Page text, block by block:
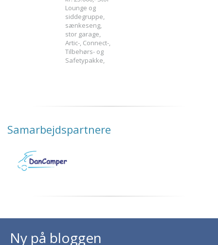
Lounge og
siddegruppe,
sænkeseng,
stor garage,
Artic-, Connect-,
Tilbehørs- og
Safetypakke,
Samarbejdspartnere
Ny på bloggen